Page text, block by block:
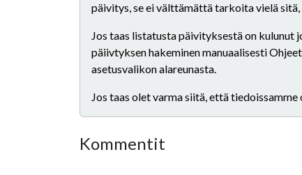
päivitys, se ei välttämättä tarkoita vielä
Jos taas listatusta päivityksestä on kulunut
päiivtyksen hakeminen manuaalisesti
asetusvalikon alareunasta.
Jos taas olet varma siitä, että tiedoissamme
Kommentit